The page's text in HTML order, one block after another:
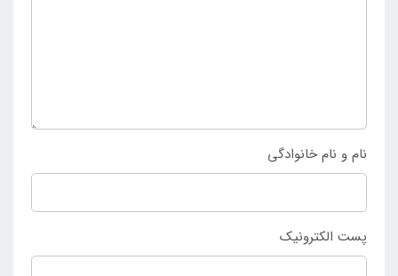
نمایندگی مرکزی اینتکسمراجعه کنید.
نام و نام خانوادگی
پست الکترونیک